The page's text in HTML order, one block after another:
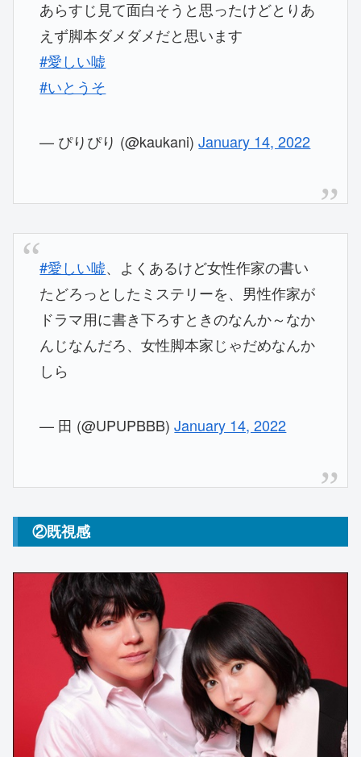
あらすじ見て面白そうと思ったけどとりあ
えず脚本ダメダメだと思います
#愛しい嘘
#いとうそ
— ぴりぴり (@kaukani)January 14, 2022
#愛しい嘘、よくあるけど女性作家の書い
たどろっとしたミステリーを、男性作家が
ドラマ用に書き下ろすときのなんか～なか
んじなんだろ、女性脚本家じゃだめなんか
しら
— 田 (@UPUPBBB)January 14, 2022
②既視感